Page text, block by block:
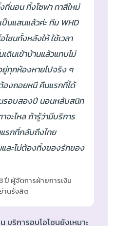
นอน ทิ้งโซฟา ทาสีใหม่
นแสนแล้วค่ะ ทีม WHD
โซนทั้งหลังให้ ใช้เวลา
ดินเข้าบ้านแล้วแทบไม่
ทุกห้องหายไปจริง ๆ
องถอยหนี คืนแรกที่ได้
รอบสองปี นอนหลับสนิท
จะไหล ถ้ารู้ว่ามีบริการ
รกที่กลับถึงไทย
ละไม่ต้องทิ้งของรักของ
ผู้จัดการฝ่ายการเงิน
านรังสิต
บริการอบโอโซนยังเหมาะ